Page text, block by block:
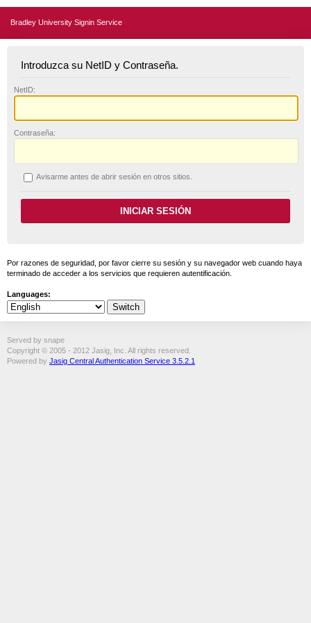
Bradley University Signin Service
Introduzca su NetID y Contraseña.
NetID:
Contraseña:
Avisarme antes de abrir sesión en otros sitios.
Por razones de seguridad, por favor cierre su sesión y su navegador web cuando haya
terminado de acceder a los servicios que requieren autentificación.
Languages:
Served by snape
Copyright © 2005 - 2012 Jasig, Inc. All rights reserved.
Powered by Jasig Central Authentication Service 3.5.2.1